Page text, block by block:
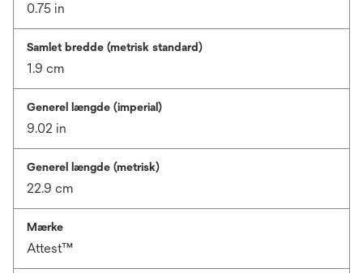
0.75 in
Samlet bredde (metrisk standard)
1.9 cm
Generel længde (imperial)
9.02 in
Generel længde (metrisk)
22.9 cm
Mærke
Attest™